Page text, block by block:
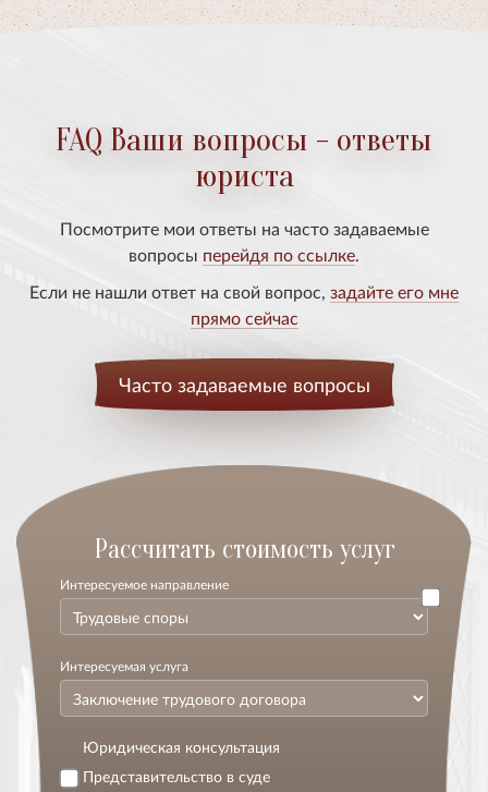
FAQ Ваши вопросы - ответы
юриста
Посмотрите мои ответы на часто задаваемые
вопросы перейдя по ссылке.
Если не нашли ответ на свой вопрос, задайте его мне
прямо сейчас
Часто задаваемые вопросы
Расcчитать стоимость услуг
Интересуемое направление
Интересуемая услуга
Юридическая консультация
Представительство в суде